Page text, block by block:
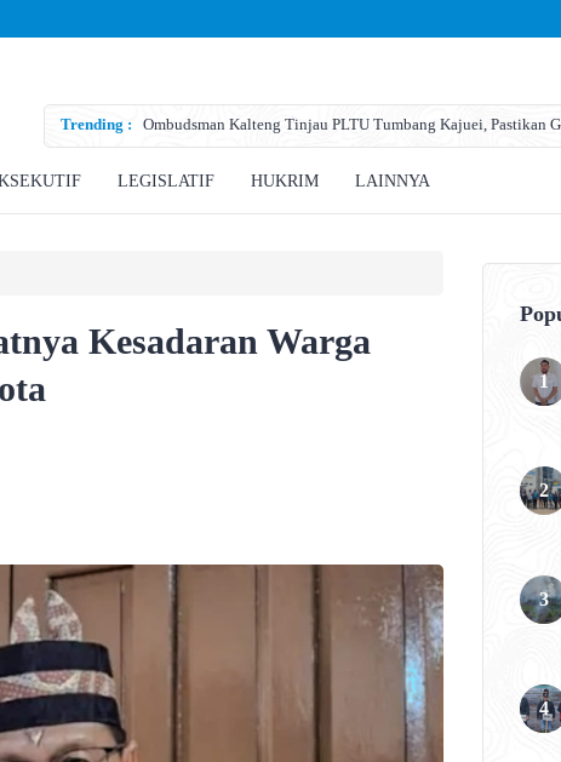
Trending :
Ombudsman Kalteng Tinjau PLTU Tumbang Kajuei, Pastikan
Teknis
LEGISLATIF HUKRIM LAINNYA
Kesadaran Warga